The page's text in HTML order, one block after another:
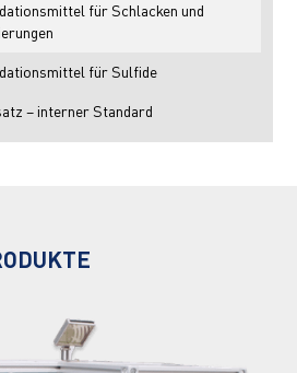
für Schlacken und
für Sulfide
– interner Standard